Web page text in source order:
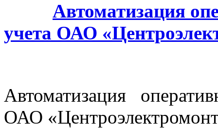
Автоматизация
учета ОАО
Автоматизация
ОАО